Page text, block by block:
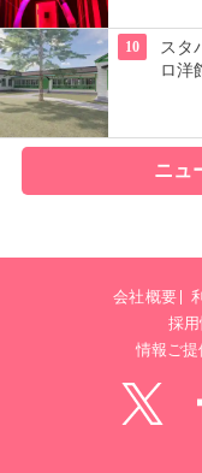
10
スタ
ロ洋
ニュ
会社概要
採
情報ご